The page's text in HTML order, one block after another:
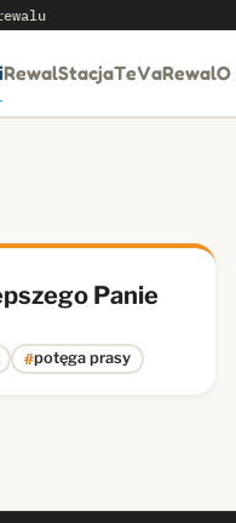
RewalStacjaTeVaRewalO
Panie
#potęga prasy